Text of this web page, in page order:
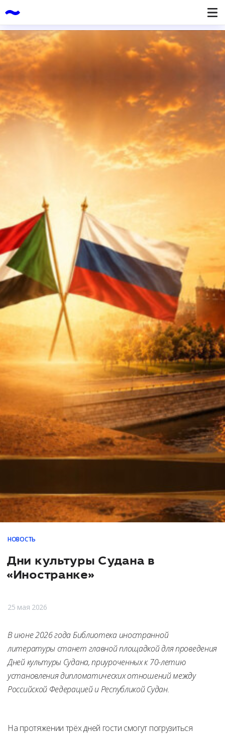
НОВОСТЬ
Дни культуры Судана в
«Иностранке»
25 мая 2026
В июне 2026 года Библиотека иностранной
литературы станет главной площадкой для проведения
Дней культуры Судана, приуроченных к 70-летию
установления дипломатических отношений между
Российской Федерацией и Республикой Судан.
На протяжении трёх дней гости смогут погрузиться